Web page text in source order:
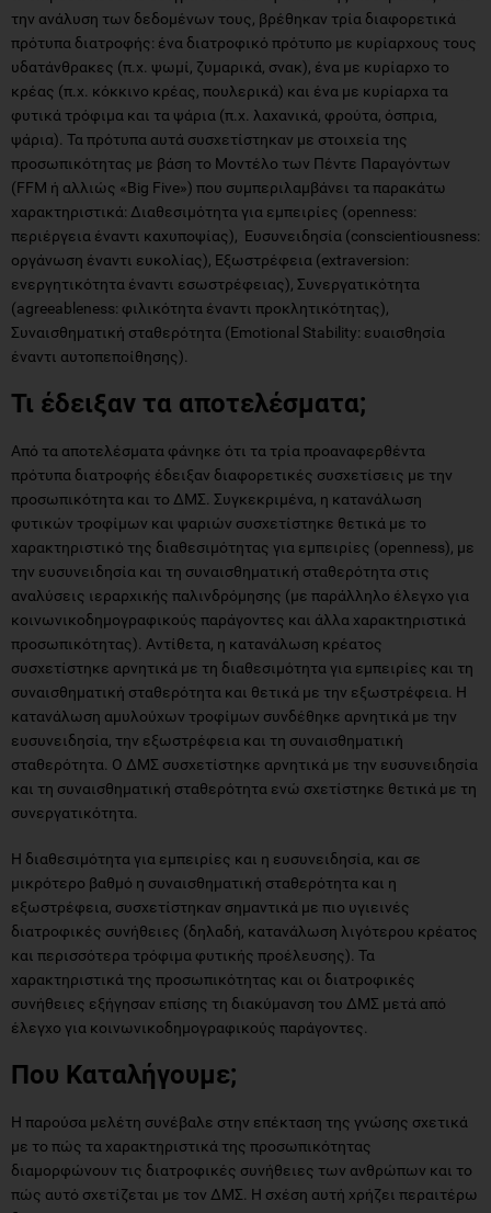
την ανάλυση των δεδομένων τους, βρέθηκαν τρία διαφορετικά
πρότυπα διατροφής: ένα διατροφικό πρότυπο με κυρίαρχους τους
υδατάνθρακες (π.χ. ψωμί, ζυμαρικά, σνακ), ένα με κυρίαρχο το
κρέας (π.χ. κόκκινο κρέας, πουλερικά) και ένα με κυρίαρχα τα
φυτικά τρόφιμα και τα ψάρια (π.χ. λαχανικά, φρούτα, όσπρια,
ψάρια). Τα πρότυπα αυτά συσχετίστηκαν με στοιχεία της
προσωπικότητας με βάση το Μοντέλο των Πέντε Παραγόντων
(FFM ή αλλιώς «Big Five») που συμπεριλαμβάνει τα παρακάτω
χαρακτηριστικά: Διαθεσιμότητα για εμπειρίες (openness:
περιέργεια έναντι καχυποψίας), Ευσυνειδησία (conscientiousness:
οργάνωση έναντι ευκολίας), Εξωστρέφεια (extraversion:
ενεργητικότητα έναντι εσωστρέφειας), Συνεργατικότητα
(agreeableness: φιλικότητα έναντι προκλητικότητας),
Συναισθηματική σταθερότητα (Emotional Stability: ευαισθησία
έναντι αυτοπεποίθησης).
Τι έδειξαν τα αποτελέσματα;
Από τα αποτελέσματα φάνηκε ότι τα τρία προαναφερθέντα
πρότυπα διατροφής έδειξαν διαφορετικές συσχετίσεις με την
προσωπικότητα και το ΔΜΣ. Συγκεκριμένα, η κατανάλωση
φυτικών τροφίμων και ψαριών συσχετίστηκε θετικά με το
χαρακτηριστικό της διαθεσιμότητας για εμπειρίες (openness), με
την ευσυνειδησία και τη συναισθηματική σταθερότητα στις
αναλύσεις ιεραρχικής παλινδρόμησης (με παράλληλο έλεγχο για
κοινωνικοδημογραφικούς παράγοντες και άλλα χαρακτηριστικά
προσωπικότητας). Αντίθετα, η κατανάλωση κρέατος
συσχετίστηκε αρνητικά με τη διαθεσιμότητα για εμπειρίες και τη
συναισθηματική σταθερότητα και θετικά με την εξωστρέφεια. Η
κατανάλωση αμυλούχων τροφίμων συνδέθηκε αρνητικά με την
ευσυνειδησία, την εξωστρέφεια και τη συναισθηματική
σταθερότητα. Ο ΔΜΣ συσχετίστηκε αρνητικά με την ευσυνειδησία
και τη συναισθηματική σταθερότητα ενώ σχετίστηκε θετικά με τη
συνεργατικότητα.
Η διαθεσιμότητα για εμπειρίες και η ευσυνειδησία, και σε
μικρότερο βαθμό η συναισθηματική σταθερότητα και η
εξωστρέφεια, συσχετίστηκαν σημαντικά με πιο υγιεινές
διατροφικές συνήθειες (δηλαδή, κατανάλωση λιγότερου κρέατος
και περισσότερα τρόφιμα φυτικής προέλευσης). Τα
χαρακτηριστικά της προσωπικότητας και οι διατροφικές
συνήθειες εξήγησαν επίσης τη διακύμανση του ΔΜΣ μετά από
έλεγχο για κοινωνικοδημογραφικούς παράγοντες.
Που Καταλήγουμε;
Η παρούσα μελέτη συνέβαλε στην επέκταση της γνώσης σχετικά
με το πώς τα χαρακτηριστικά της προσωπικότητας
διαμορφώνουν τις διατροφικές συνήθειες των ανθρώπων και το
πώς αυτό σχετίζεται με τον ΔΜΣ. Η σχέση αυτή χρήζει περαιτέρω